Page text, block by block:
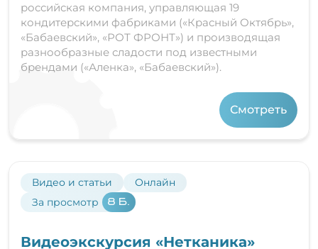
российская компания, управляющая 19
кондитерскими фабриками («Красный Октябрь»,
«Бабаевский», «РОТ ФРОНТ») и производящая
разнообразные сладости под известными
брендами («Аленка», «Бабаевский»).
Смотреть
Видео и статьи
Онлайн
За просмотр
8 Б.
Видеоэкскурсия «Нетканика»